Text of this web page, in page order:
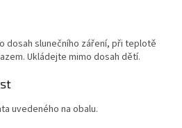
dosah slunečního záření, při teplotě
Ukládejte mimo dosah dětí.
uvedeného na obalu.